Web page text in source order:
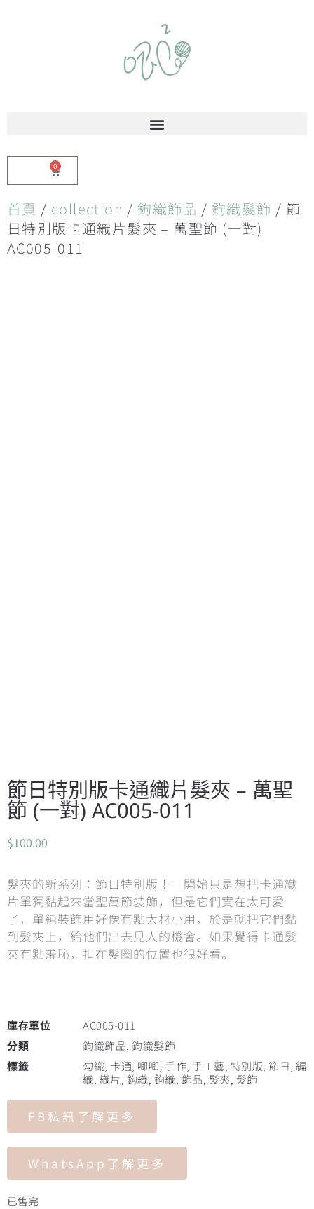
0
首頁 / collection / 鉤織飾品 / 鉤織髮飾 / 節
日特別版卡通織片髮夾 – 萬聖節 (一對)
AC005-011
節日特別版卡通織片髮夾 – 萬聖
節 (一對) AC005-011
$100.00
髮夾的新系列：節日特別版！一開始只是想把卡通織
片單獨黏起來當聖萬節裝飾，但是它們實在太可愛
了，單純裝飾用好像有點大材小用，於是就把它們黏
到髮夾上，給他們出去見人的機會。如果覺得卡通髮
夾有點羞恥，扣在髮圈的位置也很好看。
庫存單位
AC005-011
分類
鉤織飾品, 鉤織髮飾
標籤
勾織, 卡通, 唧唧, 手作, 手工藝, 特別版, 節日, 編
織, 織片, 鈎織, 鉤織, 飾品, 髮夾, 髮飾
FB私訊了解更多
WhatsApp了解更多
已售完